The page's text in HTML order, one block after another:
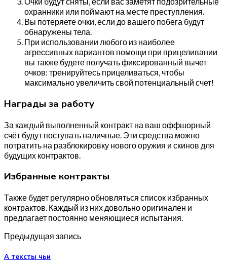
охранники или поймают на месте преступления.
Вы потеряете очки, если до вашего побега будут
обнаружены тела.
При использовании любого из наиболее
агрессивных вариантов помощи при прицеливании
вы также будете получать фиксированный вычет
очков: тренируйтесь прицеливаться, чтобы
максимально увеличить свой потенциальный счет!
Награды за работу
За каждый выполненный контракт на ваш оффшорный
счёт будут поступать наличные. Эти средства можно
потратить на разблокировку нового оружия и скинов для
будущих контрактов.
Избранные контракты
Также будет регулярно обновляться список избранных
контрактов. Каждый из них довольно оригинален и
предлагает постоянно меняющиеся испытания.
Предыдущая запись
А тексты чьи